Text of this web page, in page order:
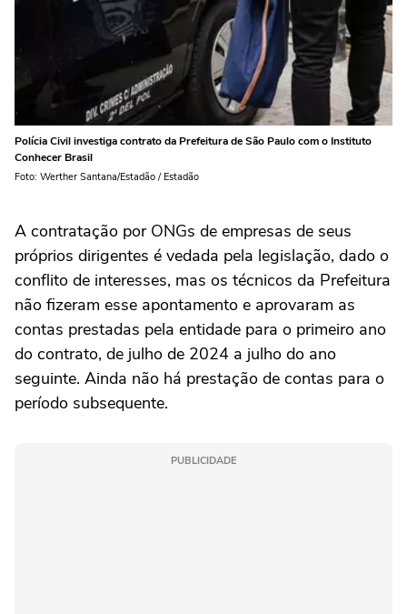
Polícia Civil investiga contrato da Prefeitura de São Paulo com o Instituto
Conhecer Brasil
Foto: Werther Santana/Estadão / Estadão
A contratação por ONGs de empresas de seus
próprios dirigentes é vedada pela legislação, dado o
conflito de interesses, mas os técnicos da Prefeitura
não fizeram esse apontamento e aprovaram as
contas prestadas pela entidade para o primeiro ano
do contrato, de julho de 2024 a julho do ano
seguinte. Ainda não há prestação de contas para o
período subsequente.
PUBLICIDADE